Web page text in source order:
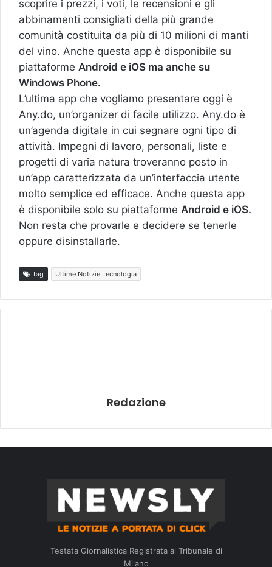
scoprire i prezzi, i voti, le recensioni e gli
abbinamenti consigliati della più grande
comunità costituita da più di 10 milioni di manti
del vino. Anche questa app è disponibile su
piattaforme Android e iOS ma anche su
Windows Phone.
L’ultima app che vogliamo presentare oggi è
Any.do, un’organizer di facile utilizzo. Any.do è
un’agenda digitale in cui segnare ogni tipo di
attività. Impegni di lavoro, personali, liste e
progetti di varia natura troveranno posto in
un’app caratterizzata da un’interfaccia utente
molto semplice ed efficace. Anche questa app
è disponibile solo su piattaforme Android e iOS.
Non resta che provarle e decidere se tenerle
oppure disinstallarle.
Tag Ultime Notizie Tecnologia
Redazione
Testata Giornalistica Registrata al Tribunale di
Milano